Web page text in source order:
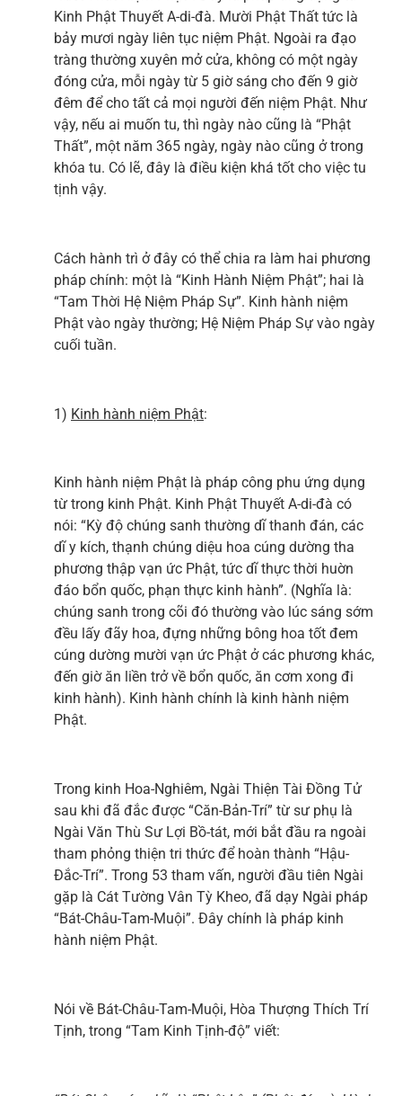
Kinh Phật Thuyết A-di-đà. Mười Phật Thất tức là
bảy mươi ngày liên tục niệm Phật. Ngoài ra đạo
tràng thường xuyên mở cửa, không có một ngày
đóng cửa, mỗi ngày từ 5 giờ sáng cho đến 9 giờ
đêm để cho tất cả mọi người đến niệm Phật. Như
vậy, nếu ai muốn tu, thì ngày nào cũng là “Phật
Thất”, một năm 365 ngày, ngày nào cũng ở trong
khóa tu. Có lẽ, đây là điều kiện khá tốt cho việc tu
tịnh vậy.
Cách hành trì ở đây có thể chia ra làm hai phương
pháp chính: một là “Kinh Hành Niệm Phật”; hai là
“Tam Thời Hệ Niệm Pháp Sự”. Kinh hành niệm
Phật vào ngày thường; Hệ Niệm Pháp Sự vào ngày
cuối tuần.
1) Kinh hành niệm Phật:
Kinh hành niệm Phật là pháp công phu ứng dụng
từ trong kinh Phật. Kinh Phật Thuyết A-di-đà có
nói: “Kỳ độ chúng sanh thường dĩ thanh đán, các
dĩ y kích, thạnh chúng diệu hoa cúng dường tha
phương thập vạn ức Phật, tức dĩ thực thời huờn
đáo bổn quốc, phạn thực kinh hành”. (Nghĩa là:
chúng sanh trong cõi đó thường vào lúc sáng sớm
đều lấy đãy hoa, đựng những bông hoa tốt đem
cúng dường mười vạn ức Phật ở các phương khác,
đến giờ ăn liền trở về bổn quốc, ăn cơm xong đi
kinh hành). Kinh hành chính là kinh hành niệm
Phật.
Trong kinh Hoa-Nghiêm, Ngài Thiện Tài Đồng Tử
sau khi đã đắc được “Căn-Bản-Trí” từ sư phụ là
Ngài Văn Thù Sư Lợi Bồ-tát, mới bắt đầu ra ngoài
tham phỏng thiện tri thức để hoàn thành “Hậu-
Đắc-Trí”. Trong 53 tham vấn, người đầu tiên Ngài
gặp là Cát Tường Vân Tỳ Kheo, đã dạy Ngài pháp
“Bát-Châu-Tam-Muội”. Đây chính là pháp kinh
hành niệm Phật.
Nói về Bát-Châu-Tam-Muội, Hòa Thượng Thích Trí
Tịnh, trong “Tam Kinh Tịnh-độ” viết: